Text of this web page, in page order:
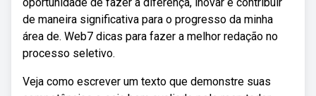
de maneira significativa para o progresso da minha
área de. Web7 dicas para fazer a melhor redação no
processo seletivo.
Veja como escrever um texto que demonstre suas